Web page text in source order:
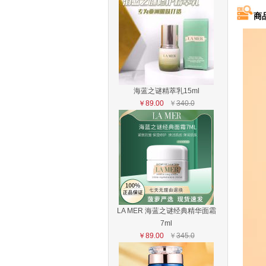
商
海蓝之谜精萃乳15ml
￥89.00
￥340.0
LA MER 海蓝之谜经典精华面霜
7ml
￥89.00
￥345.0